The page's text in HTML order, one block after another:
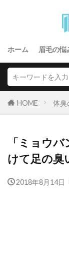
ホーム 眉毛の悩
HOME 体臭
「ミョウ
けて足の臭
2018年8月14日